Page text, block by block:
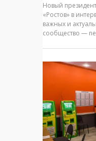
Новый
«Ростов» в
важных и
сообщество —